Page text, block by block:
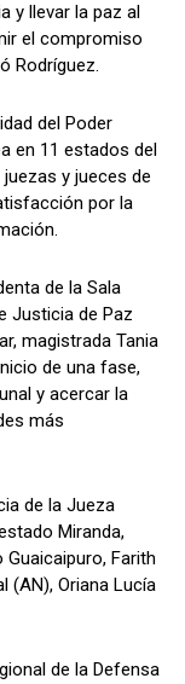
y llevar la paz al
el compromiso
Rodríguez.
del Poder
en 11 estados del
y jueces de
por la
de la Sala
Justicia de Paz
magistrada Tania
de una fase,
y acercar la
más
de la Jueza
Miranda,
Guaicaipuro, Farith
(AN), Oriana Lucía
de la Defensa